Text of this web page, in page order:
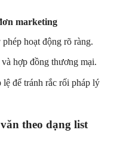
marketing
hoạt động rõ ràng.
hợp đồng thương mại.
để tránh rắc rối pháp lý
theo dạng list